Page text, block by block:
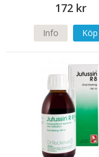
172 kr
Info Köp